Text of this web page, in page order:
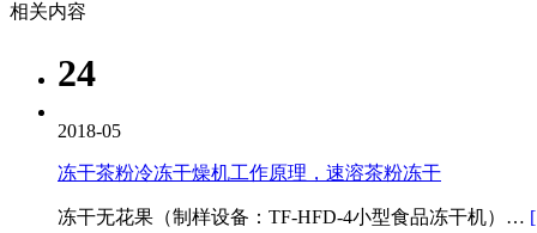
相关内容
24
2018-05
冻干茶粉冷冻干燥机工作原理，速溶茶粉冻干
冻干无花果（制样设备：TF-HFD-4小型食品冻干机）…